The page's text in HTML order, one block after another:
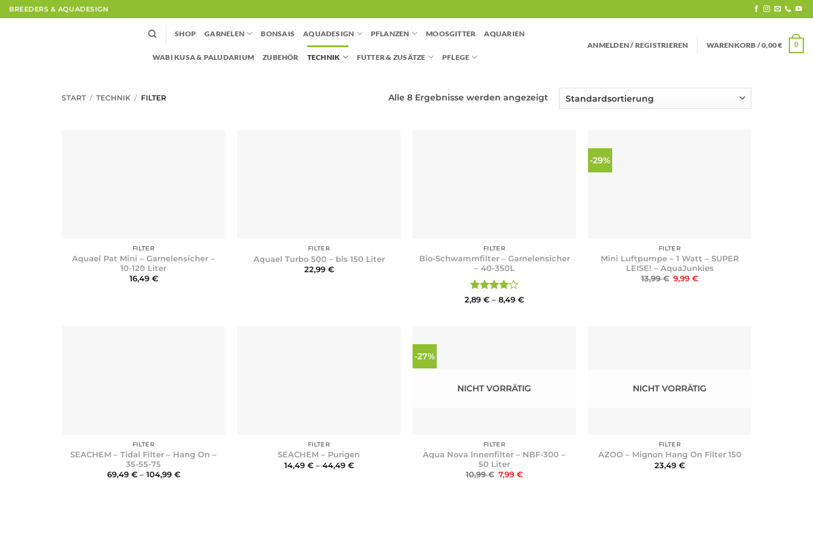
Zum
Inhalt
BREEDERS & AQUADESIGN
SHOP GARNELEN BONSAIS AQUADESIGN PFLANZEN MOOSGITTER AQUARIEN
WABI KUSA & PALUDARIUM ZUBEHÖR TECHNIK FUTTER & ZUSÄTZE PFLEGE
ANMELDEN / REGISTRIEREN WARENKORB /0,00€ 0
START / TECHNIK / FILTER Alle 8 Ergebnisse werden angezeigt
FILTER
Aquael Pat Mini – Garnelensicher –
10-120 Liter
16,49 €
FILTER
Aquael Turbo 500 – bis 150 Liter
22,99 €
FILTER
Bio-Schwammfilter – Garnelensicher
– 40-350L
Bewertet
2,89 € – 8,49 €Preisspanne:
-29%
FILTER
Mini Luftpumpe – 1 Watt – SUPER
LEISE! – AquaJunkies
13,99€ Ursprünglicher
Preis
9,99€Aktueller
FILTER
SEACHEM – Tidal Filter – Hang On –
35-55-75
69,49 € – 104,99 €Preisspanne:
FILTER
SEACHEM – Purigen
14,49 € – 44,49 €Preisspanne:
-27%
NICHT VORRÄTIG
FILTER
Aqua Nova Innenfilter – NBF-300 –
50 Liter
10,99€ Ursprünglicher
Preis
7,99€Aktueller
NICHT VORRÄTIG
FILTER
AZOO – Mignon Hang On Filter 150
23,49 €